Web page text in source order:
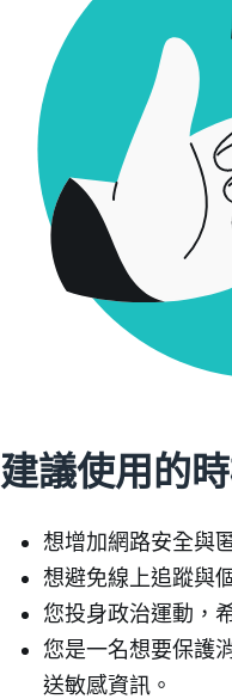
建議使用的時
想增加網路安全與
想避免線上追蹤與
您投身政治運動，
您是一名想要保護
送敏感資訊。